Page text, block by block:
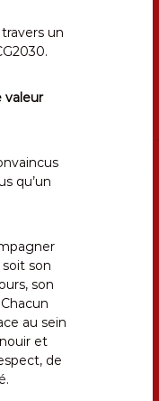
un
valeur
qu’un
son
son
au sein
et
de